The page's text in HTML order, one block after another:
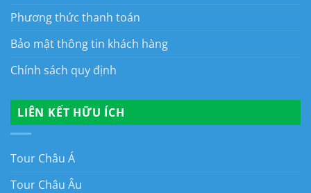
Phương thức thanh toán
Bảo mật thông tin khách hàng
Chính sách quy định
LIÊN KẾT HỮU ÍCH
Tour Châu Á
Tour Châu Âu